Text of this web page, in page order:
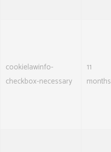
cookielawinfo-
checkbox-necessary
11
months